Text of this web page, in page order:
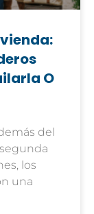
O
del
los
una